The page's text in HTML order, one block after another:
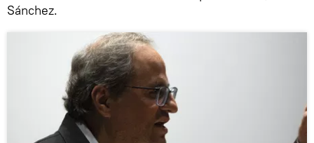
Sánchez.